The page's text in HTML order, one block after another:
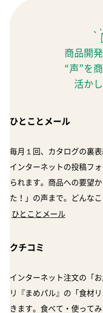
商品開
“声”を
活か
ひとことメール
毎月１回、カタログの裏
インターネットの投稿フ
られます。商品への要望
た！」の声まで。どんな
ひとことメール
クチコミ
インターネット注文の「
リ『まめパル』の「食材
きます。食べて・使って